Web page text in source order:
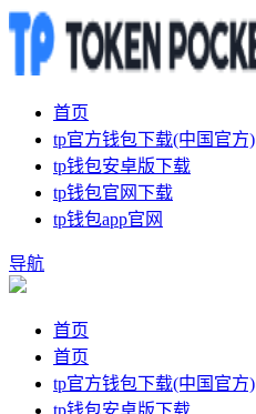
首页
tp官方钱包下载(中国官方)
tp钱包安卓版下载
tp钱包官网下载
tp钱包app官网
导航
首页
首页
tp官方钱包下载(中国官方)
tp钱包安卓版下载